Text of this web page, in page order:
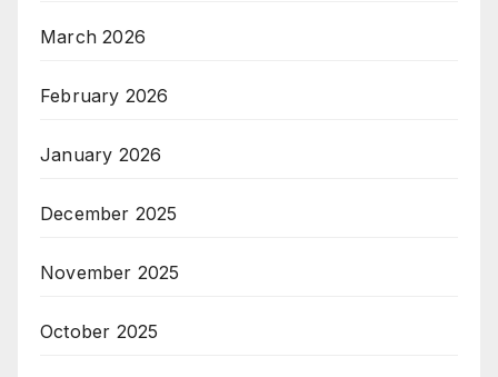
March 2026
February 2026
January 2026
December 2025
November 2025
October 2025